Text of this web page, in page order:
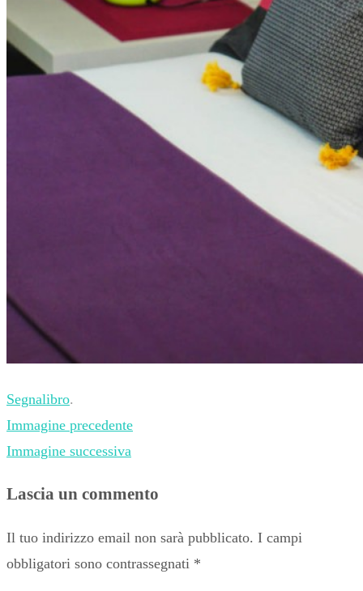
Segnalibro.
Immagine precedente
Immagine successiva
Lascia un commento
Il tuo indirizzo email non sarà pubblicato. I campi
obbligatori sono contrassegnati *